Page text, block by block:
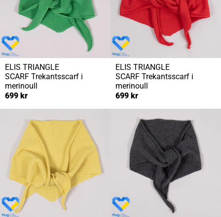
ELIS TRIANGLE
SCARF Trekantsscarf i
merinoull
699 kr
ELIS TRIANGLE
SCARF Trekantsscarf i
merinoull
699 kr